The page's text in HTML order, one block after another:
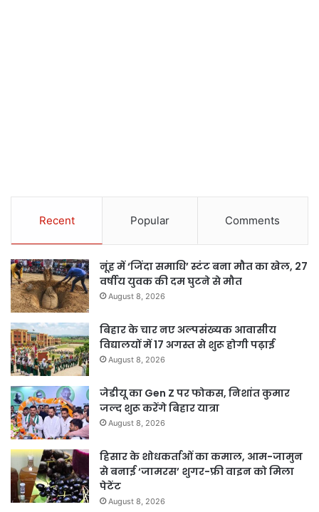
Recent Popular Comments
नूंह में ‘जिंदा समाधि’ स्टंट बना मौत का खेल, 27
वर्षीय युवक की दम घुटने से मौत
August 8, 2026
बिहार के चार नए अल्पसंख्यक आवासीय
विद्यालयों में 17 अगस्त से शुरू होगी पढ़ाई
August 8, 2026
जेडीयू का Gen Z पर फोकस, निशांत कुमार
जल्द शुरू करेंगे बिहार यात्रा
August 8, 2026
हिसार के शोधकर्ताओं का कमाल, आम-जामुन
से बनाई ‘जामरस’ शुगर-फ्री वाइन को मिला
पेटेंट
August 8, 2026